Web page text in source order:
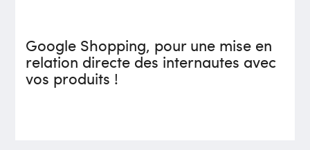
Google Shopping, pour une mise en
relation directe des internautes avec
vos produits !